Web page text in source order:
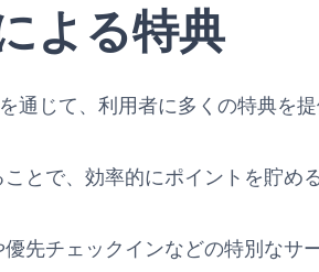
よる特典
通じて、利用者に多くの特典を提
とで、効率的にポイントを貯め
先チェックインなどの特別なサ